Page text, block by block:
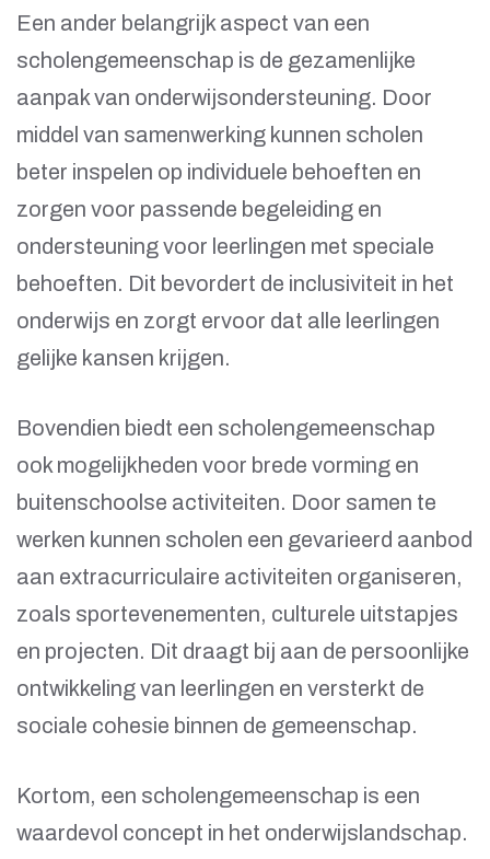
Een ander belangrijk aspect van een
scholengemeenschap is de gezamenlijke
aanpak van onderwijsondersteuning. Door
middel van samenwerking kunnen scholen
beter inspelen op individuele behoeften en
zorgen voor passende begeleiding en
ondersteuning voor leerlingen met speciale
behoeften. Dit bevordert de inclusiviteit in het
onderwijs en zorgt ervoor dat alle leerlingen
gelijke kansen krijgen.
Bovendien biedt een scholengemeenschap
ook mogelijkheden voor brede vorming en
buitenschoolse activiteiten. Door samen te
werken kunnen scholen een gevarieerd aanbod
aan extracurriculaire activiteiten organiseren,
zoals sportevenementen, culturele uitstapjes
en projecten. Dit draagt bij aan de persoonlijke
ontwikkeling van leerlingen en versterkt de
sociale cohesie binnen de gemeenschap.
Kortom, een scholengemeenschap is een
waardevol concept in het onderwijslandschap.